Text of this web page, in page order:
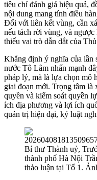
tiêu chí đánh giá hiệu quả,
nội dung mang tính điều
Đối với liên kết vùng, cần
nếu tách rời vùng, và
thiếu vai trò dẫn dắt của
Khẳng định ý nghĩa của
nước Tô Lâm nhấn mạnh
pháp lý, mà là lựa chọn mô
giai đoạn mới. Trọng tâm
quyền và kiểm soát quyền
ích địa phương và lợi ích
quản trị hiện đại, kỷ luật
Bí thư Thành uỷ,
thành phố Hà Nội
thảo luận tại Tổ 1.